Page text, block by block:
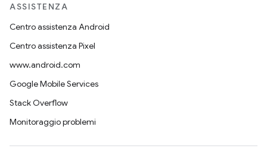
ASSISTENZA
Centro assistenza Android
Centro assistenza Pixel
www.android.com
Google Mobile Services
Stack Overflow
Monitoraggio problemi